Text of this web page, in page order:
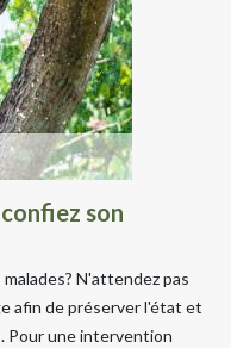
son
N'attendez pas
afin de préserver l'état et
Pour une intervention